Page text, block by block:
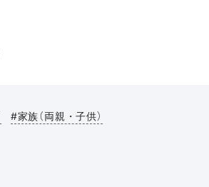
#家族（両親・子供）